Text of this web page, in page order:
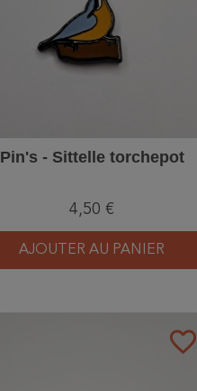
Pin's - Sittelle torchepot
4,50 €
AJOUTER AU PANIER
favorite_border